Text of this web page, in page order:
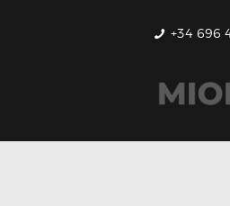
+34 696